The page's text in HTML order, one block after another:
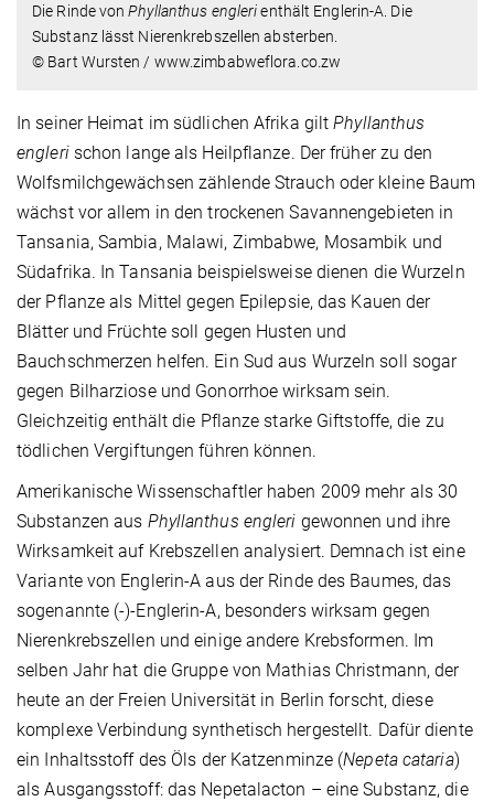
Die Rinde vonPhyllanthus englerienthält Englerin-A. Die
Substanz lässt Nierenkrebszellen absterben.
© Bart Wursten / www.zimbabweflora.co.zw
In seiner Heimat im südlichen Afrika giltPhyllanthus
englerischon lange als Heilpflanze. Der früher zu den
Wolfsmilchgewächsen zählende Strauch oder kleine Baum
wächst vor allem in den trockenen Savannengebieten in
Tansania, Sambia, Malawi, Zimbabwe, Mosambik und
Südafrika. In Tansania beispielsweise dienen die Wurzeln
der Pflanze als Mittel gegen Epilepsie, das Kauen der
Blätter und Früchte soll gegen Husten und
Bauchschmerzen helfen. Ein Sud aus Wurzeln soll sogar
gegen Bilharziose und Gonorrhoe wirksam sein.
Gleichzeitig enthält die Pflanze starke Giftstoffe, die zu
tödlichen Vergiftungen führen können.
Amerikanische Wissenschaftler haben 2009 mehr als 30
Substanzen aus Phyllanthus engleri gewonnen und ihre
Wirksamkeit auf Krebszellen analysiert. Demnach ist eine
Variante von Englerin-A aus der Rinde des Baumes, das
sogenannte (-)-Englerin-A, besonders wirksam gegen
Nierenkrebszellen und einige andere Krebsformen. Im
selben Jahr hat die Gruppe von Mathias Christmann, der
heute an der Freien Universität in Berlin forscht, diese
komplexe Verbindung synthetisch hergestellt. Dafür diente
ein Inhaltsstoff des Öls der Katzenminze (Nepeta cataria)
als Ausgangsstoff: das Nepetalacton – eine Substanz, die